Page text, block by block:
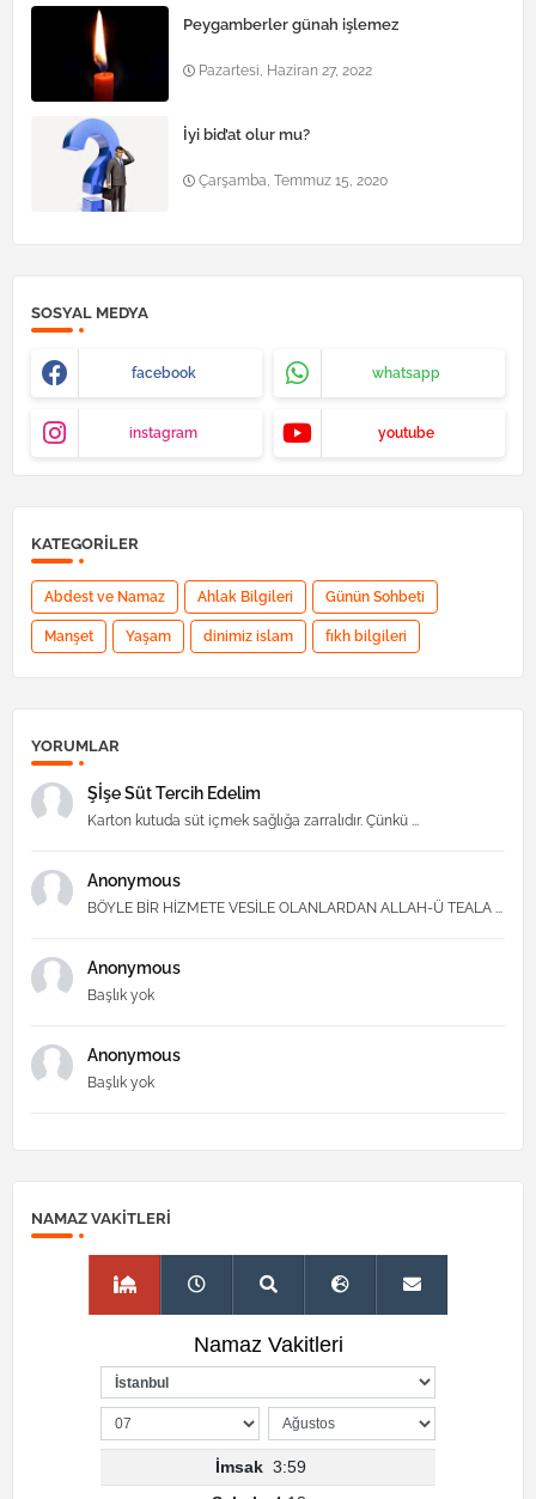
Peygamberler günah işlemez
Pazartesi, Haziran 27, 2022
İyi bid’at olur mu?
Çarşamba, Temmuz 15, 2020
SOSYAL MEDYA
facebook whatsapp
instagram youtube
KATEGORILER
Abdest ve Namaz Ahlak Bilgileri Günün Sohbeti
Manşet Yaşam dinimiz islam fıkh bilgileri
YORUMLAR
Şİşe Süt Tercih Edelim
Karton kutuda süt içmek sağlığa zarralıdır. Çünkü ...
Anonymous
BÖYLE BİR HİZMETE VESİLE OLANLARDAN ALLAH-Ü TEALA ...
Anonymous
Başlık yok
Anonymous
Başlık yok
NAMAZ VAKITLERI